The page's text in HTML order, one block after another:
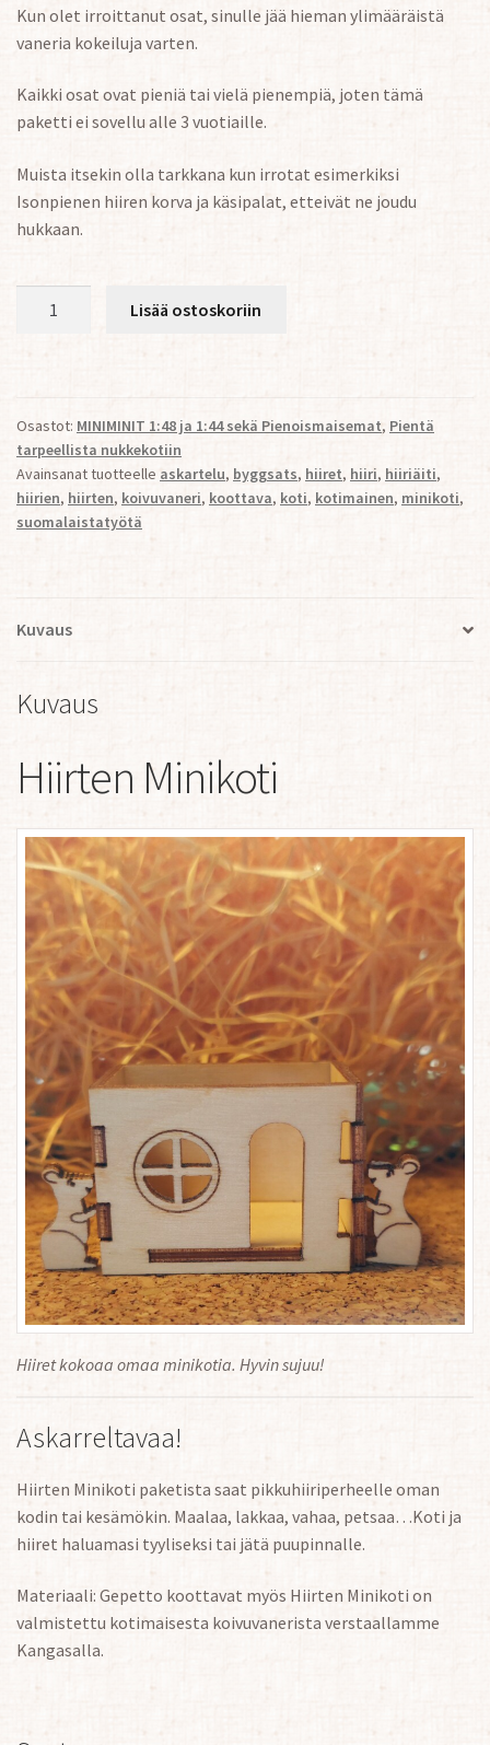
Kun olet irroittanut osat, sinulle jää hieman ylimääräistä
vaneria kokeiluja varten.
Kaikki osat ovat pieniä tai vielä pienempiä, joten tämä
paketti ei sovellu alle 3 vuotiaille.
Muista itsekin olla tarkkana kun irrotat esimerkiksi
Isonpienen hiiren korva ja käsipalat, etteivät ne joudu
hukkaan.
Lisää ostoskoriin
Osastot: MINIMINIT 1:48 ja 1:44 sekä Pienoismaisemat, Pientä
tarpeellista nukkekotiin
Avainsanat tuotteelle askartelu, byggsats, hiiret, hiiri, hiiriäiti,
hiirien, hiirten, koivuvaneri, koottava, koti, kotimainen, minikoti,
suomalaistatyötä
Kuvaus
Kuvaus
Hiirten Minikoti
Hiiret kokoaa omaa minikotia. Hyvin sujuu!
Askarreltavaa!
Hiirten Minikoti paketista saat pikkuhiiriperheelle oman
kodin tai kesämökin. Maalaa, lakkaa, vahaa, petsaa…Koti ja
hiiret haluamasi tyyliseksi tai jätä puupinnalle.
Materiaali: Gepetto koottavat myös Hiirten Minikoti on
valmistettu kotimaisesta koivuvanerista verstaallamme
Kangasalla.